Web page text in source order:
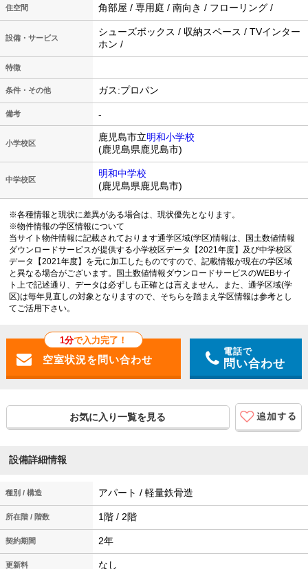
住空間 角部屋 / 専用庭 / 南向き / フローリング /
設備・サービス
シューズボックス / 収納スペース / TVインター
ホン /
特徴
条件・その他 ガス:プロパン
備考 -
小学校区
鹿児島市立明和小学校
(鹿児島県鹿児島市)
中学校区
明和中学校
(鹿児島県鹿児島市)
※各種情報と現状に差異がある場合は、現状優先となります。
※物件情報の学区情報について
当サイト物件情報に記載されております通学区域(学区)情報は、国土数値情報
ダウンロードサービスが提供する小学校区データ【2021年度】及び中学校区
データ【2021年度】を元に加工したものですので、記載情報が現在の学区域
と異なる場合がございます。国土数値情報ダウンロードサービスのWEBサイ
ト上で記述通り、データは必ずしも正確とは言えません。また、通学区域(学
区)は毎年見直しの対象となりますので、そちらを踏まえ学区情報は参考とし
てご活用下さい。
1分で入力完了！
電話で
問い合わせ
お気に入り一覧を見る
設備詳細情報
種別 / 構造 アパート / 軽量鉄骨造
所在階 / 階数 1階 / 2階
契約期間 2年
更新料 なし